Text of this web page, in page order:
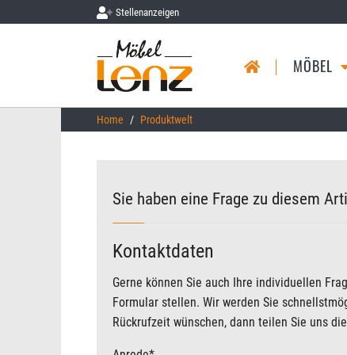
Skip to main content
Stellenanzeigen
MÖBEL
You are here:
Home Produktwelt
Sie haben eine Frage zu diesem
Kontaktdaten
Gerne können Sie auch Ihre individuellen
Formular stellen. Wir werden Sie
Rückrufzeit wünschen, dann teilen Sie uns